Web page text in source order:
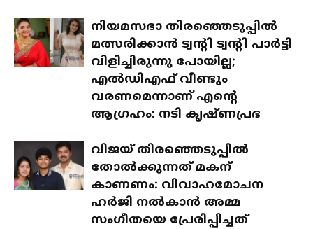
നിയമസഭാ തിരഞ്ഞെടുപ്പിൽ
മത്സരിക്കാൻ ട്വന്റി ട്വന്റി പാർട്ടി
വിളിച്ചിരുന്നു പോയില്ല;
എൽഡിഎഫ് വീണ്ടും
വരണമെന്നാണ് എന്റെ
ആഗ്രഹം: നടി കൃഷ്ണപ്രഭ
വിജയ് തിരഞ്ഞെടുപ്പിൽ
തോൽക്കുന്നത് മകന്
കാണണം: വിവാഹമോചന
ഹർജി നൽകാൻ അമ്മ
സംഗീതയെ പ്രേരിപ്പിച്ചത്